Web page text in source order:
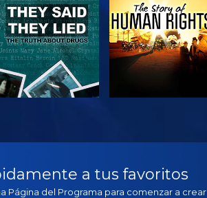
a tus favoritos
Página del Programa para comenzar a crear